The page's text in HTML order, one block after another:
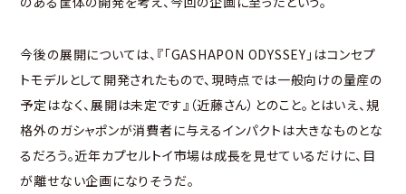
今後の展開については、『「GASHAPON ODYSSEY」はコンセプ
トモデルとして開発されたもので、現時点では一般向けの量産の
予定はなく、展開は未定です』（近藤さん）とのこと。とはいえ、規
格外のガシャポンが消費者に与えるインパクトは大きなものとな
るだろう。近年カプセルトイ市場は成長を見せているだけに、目
が離せない企画になりそうだ。